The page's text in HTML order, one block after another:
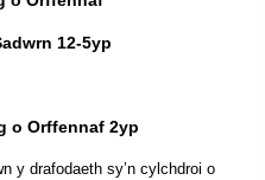
12-5yp
o Orffennaf 2yp
y drafodaeth sy’n cylchdroi o